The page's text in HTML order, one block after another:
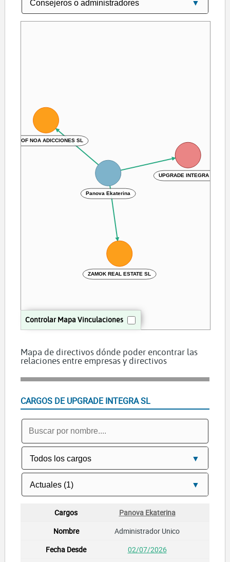
Controlar Mapa Vinculaciones
UPGRADE INTEGRA SL
Panova Ekaterina
ARK OF NOA ADICCIONES SL
ZAMOK REAL ESTATE SL
Mapa de directivos dónde poder encontrar las
relaciones entre empresas y directivos
CARGOS DE UPGRADE INTEGRA SL
Panova Ekaterina
Administrador Unico
02/07/2026